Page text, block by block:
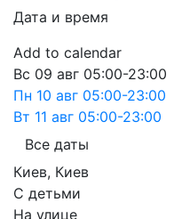
Дата и время
Add to calendar
Вс 09 авг 05:00-23:00
Пн 10 авг 05:00-23:00
Вт 11 авг 05:00-23:00
Все даты
Киев, Киев
С детьми
На улице